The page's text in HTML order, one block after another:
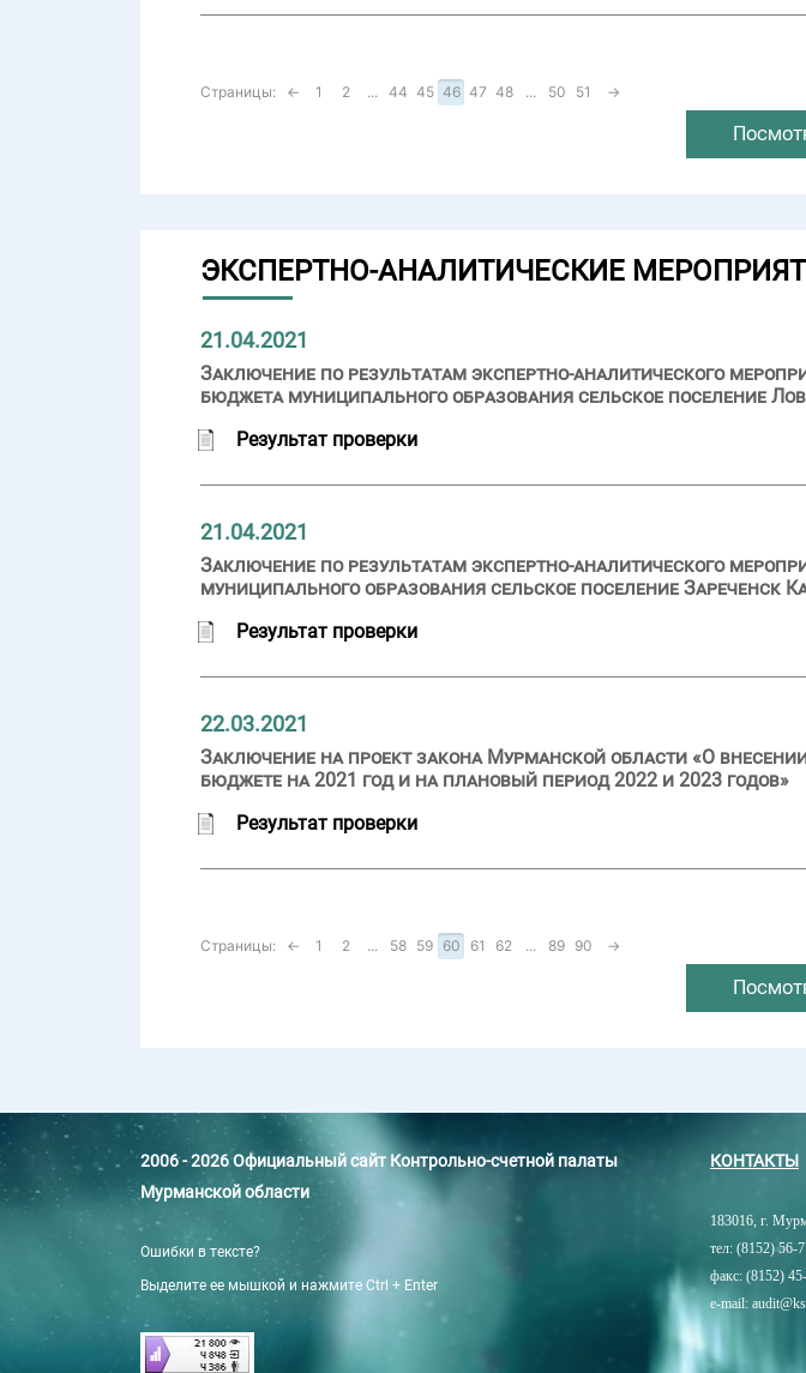
Страницы: ← 1 2 ... 44 45 46 47 48 ... 50 51 →
ЭКСПЕРТНО-АНАЛИТИЧЕСКИЕ
21.04.2021
Заключение по результатам экспертно-аналитического
бюджета муниципального образования сельское поселение
Результат проверки
21.04.2021
Заключение по результатам экспертно-аналитического
муниципального образования сельское поселение Зареченск
Результат проверки
22.03.2021
Заключение на проект закона Мурманской области «О
бюджете на 2021 год и на плановый период 2022 и 2023 годов»
Результат проверки
Страницы: ← 1 2 ... 58 59 60 61 62 ... 89 90 →
2006 - 2026 Официальный сайт Контрольно-счетной палаты
Мурманской области
Ошибки в тексте?
Выделите ее мышкой и нажмите Ctrl + Enter
КОНТАКТЫ
183016, г.
тел: (8152) 56-
факс: (8152)
e-mail: